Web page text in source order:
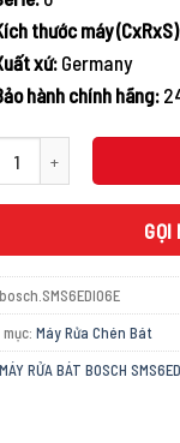
thước máy
xứ:Germany
hành chính hãng:
RỬA BÁT BOSCH
bosch.SMS6EDI06E
Máy Rửa Chén Bát
MÁY RỬA BÁT BOSCH